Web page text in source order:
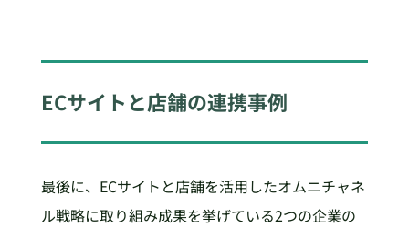
ECサイトと店舗の連携事例
最後に、ECサイトと店舗を活用したオムニチャネ
ル戦略に取り組み成果を挙げている2つの企業の